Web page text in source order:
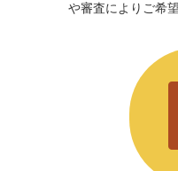
や審査によりご希